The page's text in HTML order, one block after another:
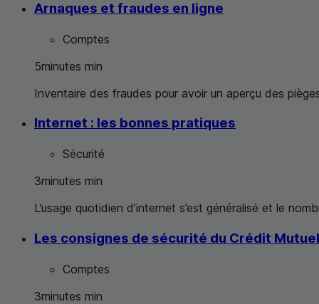
Arnaques et fraudes en ligne
Comptes
5minutes min
Inventaire des fraudes pour avoir un aperçu des
Internet : les bonnes pratiques
Sécurité
3minutes min
L’usage quotidien d’internet s’est généralisé et le
Les consignes de sécurité du Crédit Mutuel
Comptes
3minutes min